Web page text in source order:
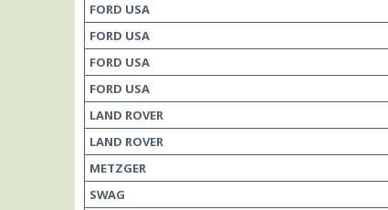
FORD USA
FORD USA
FORD USA
FORD USA
LAND ROVER
LAND ROVER
METZGER
SWAG